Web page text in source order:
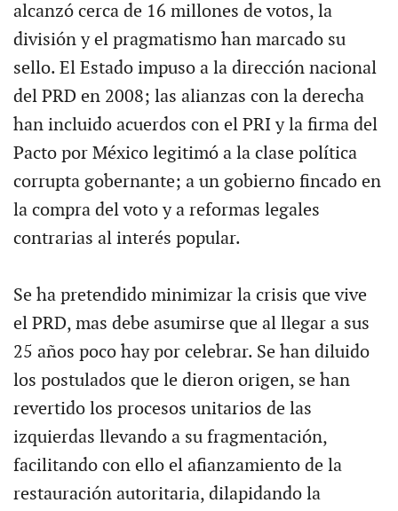
alcanzó cerca de 16 millones de votos, la
división y el pragmatismo han marcado su
sello. El Estado impuso a la dirección nacional
del PRD en 2008; las alianzas con la derecha
han incluido acuerdos con el PRI y la firma del
Pacto por México legitimó a la clase política
corrupta gobernante; a un gobierno fincado en
la compra del voto y a reformas legales
contrarias al interés popular.
Se ha pretendido minimizar la crisis que vive
el PRD, mas debe asumirse que al llegar a sus
25 años poco hay por celebrar. Se han diluido
los postulados que le dieron origen, se han
revertido los procesos unitarios de las
izquierdas llevando a su fragmentación,
facilitando con ello el afianzamiento de la
restauración autoritaria, dilapidando la